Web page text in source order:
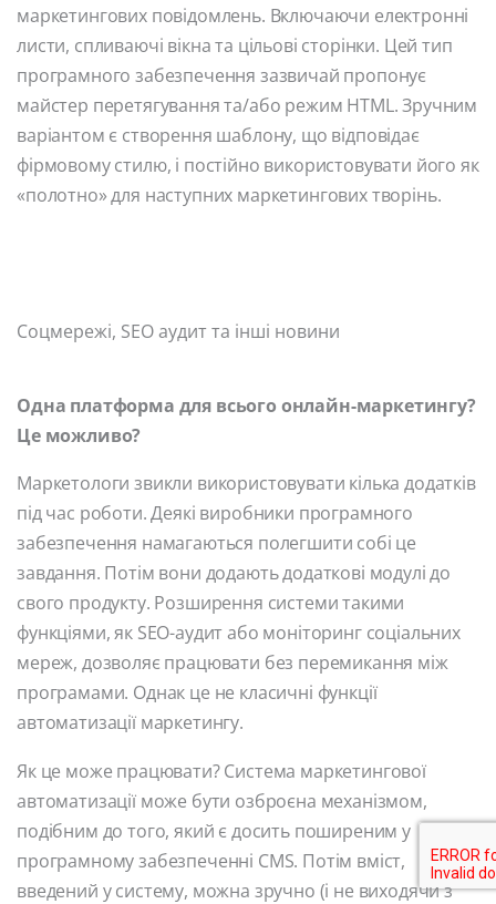
маркетингових повідомлень. Включаючи електронні
листи, спливаючі вікна та цільові сторінки. Цей тип
програмного забезпечення зазвичай пропонує
майстер перетягування та/або режим HTML. Зручним
варіантом є створення шаблону, що відповідає
фірмовому стилю, і постійно використовувати його як
«полотно» для наступних маркетингових творінь.
Соцмережі, SEO аудит та інші новини
Одна платформа для всього онлайн-маркетингу?
Це можливо?
Маркетологи звикли використовувати кілька додатків
під час роботи. Деякі виробники програмного
забезпечення намагаються полегшити собі це
завдання. Потім вони додають додаткові модулі до
свого продукту. Розширення системи такими
функціями, як SEO-аудит або моніторинг соціальних
мереж, дозволяє працювати без перемикання між
програмами. Однак це не класичні функції
автоматизації маркетингу.
Як це може працювати? Система маркетингової
автоматизації може бути озброєна механізмом,
подібним до того, який є досить поширеним у
програмному забезпеченні CMS. Потім вміст,
введений у систему, можна зручно (і не виходячи з